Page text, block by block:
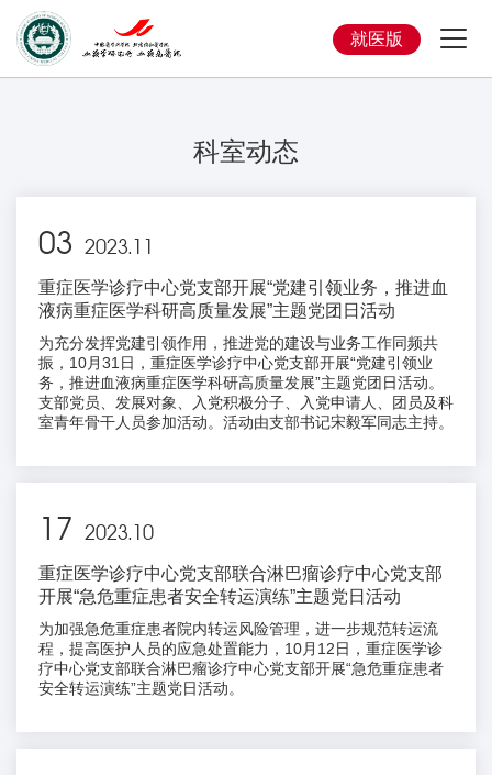
就医版
科室动态
03 2023.11
重症医学诊疗中心党支部开展“党建引领业务，推进血
液病重症医学科研高质量发展”主题党团日活动
为充分发挥党建引领作用，推进党的建设与业务工作同频共
振，10月31日，重症医学诊疗中心党支部开展“党建引领业
务，推进血液病重症医学科研高质量发展”主题党团日活动。
支部党员、发展对象、入党积极分子、入党申请人、团员及科
室青年骨干人员参加活动。活动由支部书记宋毅军同志主持。
17 2023.10
重症医学诊疗中心党支部联合淋巴瘤诊疗中心党支部
开展“急危重症患者安全转运演练”主题党日活动
为加强急危重症患者院内转运风险管理，进一步规范转运流
程，提高医护人员的应急处置能力，10月12日，重症医学诊
疗中心党支部联合淋巴瘤诊疗中心党支部开展“急危重症患者
安全转运演练”主题党日活动。